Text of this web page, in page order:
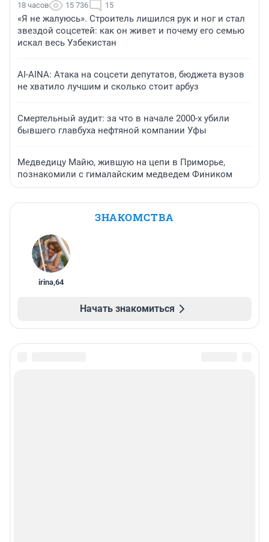
18 часов 15 736 15
«Я не жалуюсь». Строитель лишился рук и ног и стал
звездой соцсетей: как он живет и почему его семью
искал весь Узбекистан
AI-AINA: Атака на соцсети депутатов, бюджета вузов
не хватило лучшим и сколько стоит арбуз
Смертельный аудит: за что в начале 2000-х убили
бывшего главбуха нефтяной компании Уфы
Медведицу Майю, жившую на цепи в Приморье,
познакомили с гималайским медведем Фиником
ЗНАКОМСТВА
irina,64
Начать знакомиться